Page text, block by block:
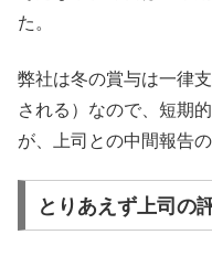
た。
弊社は冬の賞与は一律
される）なので、短期
が、上司との中間報告
とりあえず上司の